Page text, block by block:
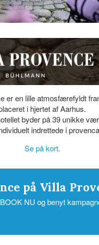
er en lille atmosfærefyldt
i hjertet af Aarhus.
byder på 39 unikke
indrettede i
Se på kort.
på Villa
NU og benyt